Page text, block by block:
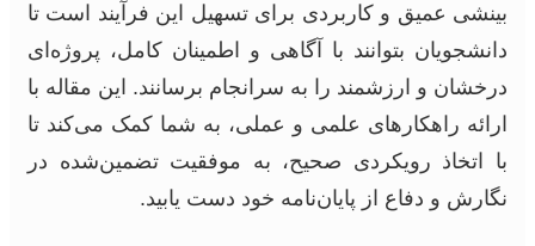
بینشی عمیق و کاربردی برای تسهیل این فرآیند است تا
دانشجویان بتوانند با آگاهی و اطمینان کامل، پروژه‌ای
درخشان و ارزشمند را به سرانجام برسانند. این مقاله با
ارائه راهکارهای علمی و عملی، به شما کمک می‌کند تا
با اتخاذ رویکردی صحیح، به موفقیت تضمین‌شده در
نگارش و دفاع از پایان‌نامه خود دست یابید.